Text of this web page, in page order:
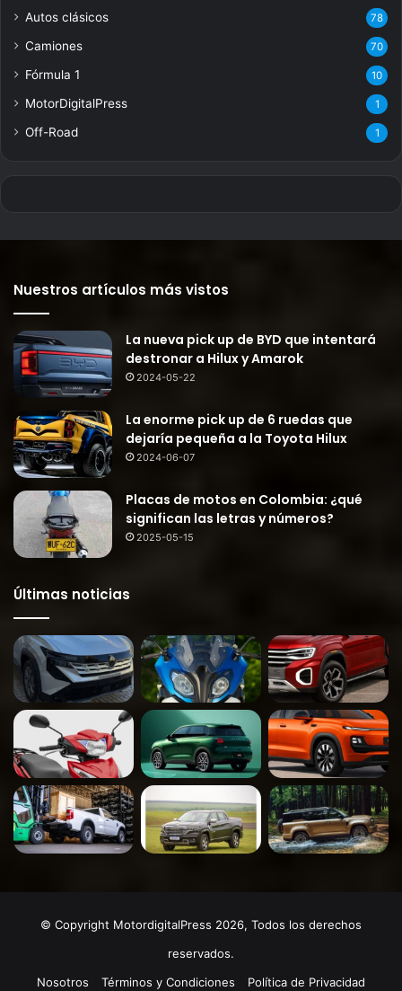
Autos clásicos 78
Camiones 70
Fórmula 1 10
MotorDigitalPress 1
Off-Road 1
Nuestros artículos más vistos
La nueva pick up de BYD que intentará
destronar a Hilux y Amarok
2024-05-22
La enorme pick up de 6 ruedas que
dejaría pequeña a la Toyota Hilux
2024-06-07
Placas de motos en Colombia: ¿qué
significan las letras y números?
2025-05-15
Últimas noticias
© Copyright MotordigitalPress 2026, Todos los derechos
reservados.
Nosotros
Términos y Condiciones Política de Privacidad